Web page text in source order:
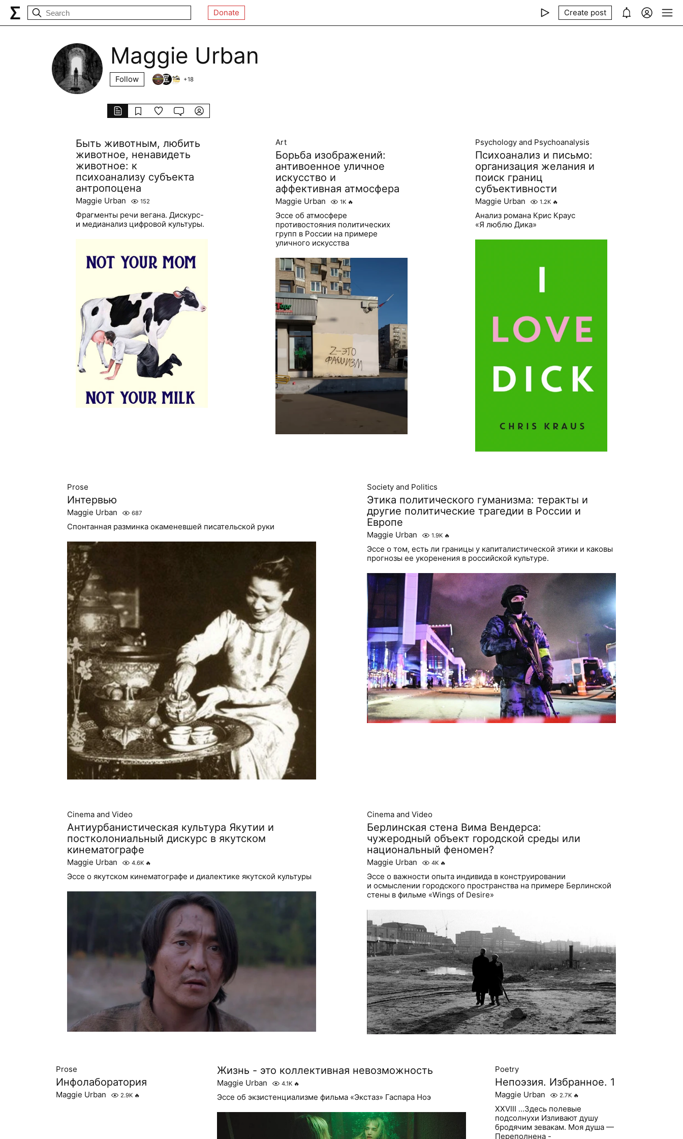
Donate Create post
Maggie Urban
Follow +18
Быть животным, любить
животное, ненавидеть
животное: к
психоанализу субъекта
антропоцена
Maggie Urban 152
Фрагменты речи вегана. Дискурс-
и медианализ цифровой культуры.
Art
Борьба изображений:
антивоенное уличное
искусство и
аффективная атмосфера
Maggie Urban 1K 🔥
Эссе об атмосфере
противостояния политических
групп в России на примере
уличного искусства
Psychology and Psychoanalysis
Психоанализ и письмо:
организация желания и
поиск границ
субъективности
Maggie Urban 1.2K 🔥
Анализ романа Крис Краус
«Я люблю Дика»
Prose
Интервью
Maggie Urban 687
Спонтанная разминка окаменевшей писательской руки
Society and Politics
Этика политического гуманизма: теракты и
другие политические трагедии в России и
Европе
Maggie Urban 1.9K 🔥
Эссе о том, есть ли границы у капиталистической этики и каковы
прогнозы ее укоренения в российской культуре.
Cinema and Video
Антиурбанистическая культура Якутии и
постколониальный дискурс в якутском
кинематографе
Maggie Urban 4.6K 🔥
Эссе о якутском кинематографе и диалектике якутской культуры
Cinema and Video
Берлинская стена Вима Вендерса:
чужеродный объект городской среды или
национальный феномен?
Maggie Urban 4K 🔥
Эссе о важности опыта индивида в конструировании
и осмыслении городского пространства на примере Берлинской
стены в фильме «Wings of Desire»
Prose
Инфолаборатория
Maggie Urban 2.9K 🔥
Жизнь - это коллективная невозможность
Maggie Urban 4.1K 🔥
Эссе об экзистенциализме фильма «Экстаз» Гаспара Ноэ
Poetry
Непоэзия. Избранное. 1
Maggie Urban 2.7K 🔥
XXVIII …Здесь полевые
подсолнухи Изливают душу
бродячим зевакам. Моя душа —
Переполнена -